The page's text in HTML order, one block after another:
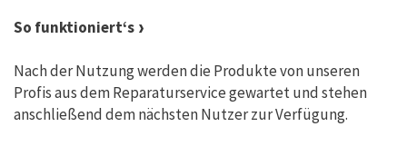
So funktioniert‘s
Nach der Nutzung werden die Produkte von unseren
Profis aus dem Reparaturservice gewartet und stehen
anschließend dem nächsten Nutzer zur Verfügung.